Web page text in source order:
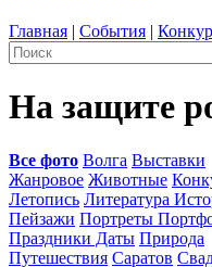
Главная | События |
На защите
Все фото Волга Выставки
Жанровое Животные
Летопись Литература
Пейзажи Портреты
Праздники Даты Природа
Путешествия Саратов